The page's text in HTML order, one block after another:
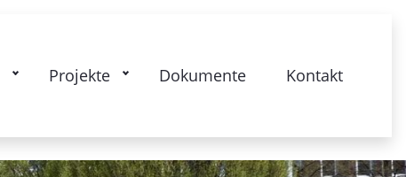
Projekte Dokumente Kontakt